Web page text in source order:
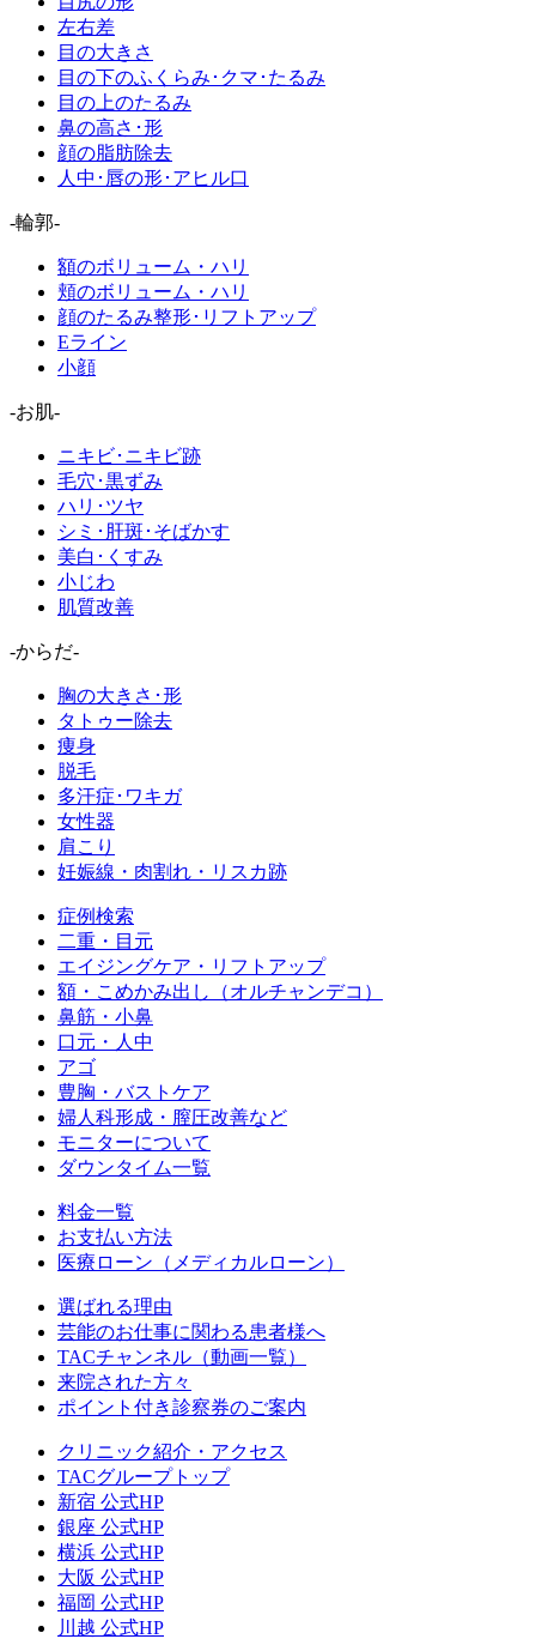
左右差
目の大きさ
目の下のふくらみ･クマ･たるみ
目の上のたるみ
鼻の高さ･形
顔の脂肪除去
人中･唇の形･アヒル口
-輪郭-
額のボリューム・ハリ
頬のボリューム・ハリ
顔のたるみ整形･リフトアップ
Eライン
小顔
-お肌-
ニキビ･ニキビ跡
毛穴･黒ずみ
ハリ･ツヤ
シミ･肝斑･そばかす
美白･くすみ
小じわ
肌質改善
-からだ-
胸の大きさ･形
タトゥー除去
痩身
脱毛
多汗症･ワキガ
女性器
肩こり
妊娠線・肉割れ・リスカ跡
症例検索
二重・目元
エイジングケア・リフトアップ
額・こめかみ出し（オルチャンデコ）
鼻筋・小鼻
口元・人中
アゴ
豊胸・バストケア
婦人科形成・膣圧改善など
モニターについて
ダウンタイム一覧
料金一覧
お支払い方法
医療ローン（メディカルローン）
選ばれる理由
芸能のお仕事に関わる患者様へ
TACチャンネル（動画一覧）
来院された方々
ポイント付き診察券のご案内
クリニック紹介・アクセス
TACグループトップ
新宿 公式HP
銀座 公式HP
横浜 公式HP
大阪 公式HP
福岡 公式HP
川越 公式HP